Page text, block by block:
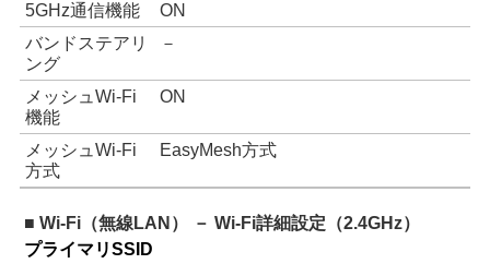
5GHz通信機能
ON
バンドステアリ
ング
－
メッシュWi-Fi
機能
ON
メッシュWi-Fi
方式
EasyMesh方式
■ Wi-Fi（無線LAN） － Wi-Fi詳細設定（2.4GHz）
プライマリSSID